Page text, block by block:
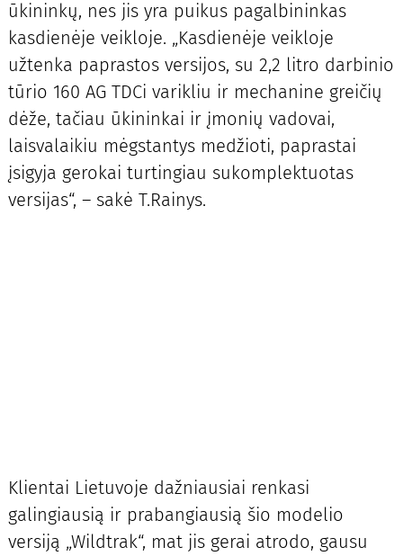
ūkininkų, nes jis yra puikus pagalbininkas
kasdienėje veikloje. „Kasdienėje veikloje
užtenka paprastos versijos, su 2,2 litro darbinio
tūrio 160 AG TDCi varikliu ir mechanine greičių
dėže, tačiau ūkininkai ir įmonių vadovai,
laisvalaikiu mėgstantys medžioti, paprastai
įsigyja gerokai turtingiau sukomplektuotas
versijas“, – sakė T.Rainys.
Klientai Lietuvoje dažniausiai renkasi
galingiausią ir prabangiausią šio modelio
versiją „Wildtrak“, mat jis gerai atrodo, gausu